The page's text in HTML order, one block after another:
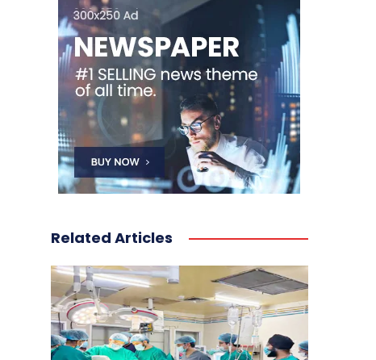
Related Articles